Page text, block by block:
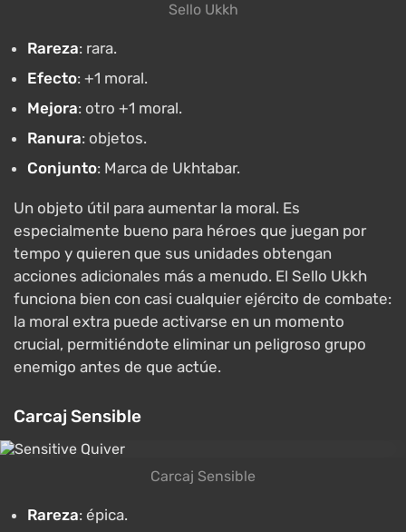
Sello Ukkh
Rareza: rara.
Efecto: +1 moral.
Mejora: otro +1 moral.
Ranura: objetos.
Conjunto: Marca de Ukhtabar.
Un objeto útil para aumentar la moral. Es
especialmente bueno para héroes que juegan por
tempo y quieren que sus unidades obtengan
acciones adicionales más a menudo. El Sello Ukkh
funciona bien con casi cualquier ejército de combate:
la moral extra puede activarse en un momento
crucial, permitiéndote eliminar un peligroso grupo
enemigo antes de que actúe.
Carcaj Sensible
Carcaj Sensible
Rareza: épica.